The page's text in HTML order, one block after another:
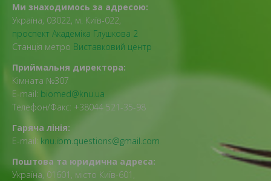
Ми знаходимось за адресою:
Україна, 03022, м. Київ-022,
проспект Академіка Глушкова 2
Станція метро Виставковий центр
Приймальня директора:
Кімната №307
E-mail: biomed@knu.ua
Телефон/Факс: +38044 521-35-98
Гаряча лінія:
E-mail: knu.ibm.questions@gmail.com
Поштова та юридична адреса:
Україна, 01601, місто Київ-601,